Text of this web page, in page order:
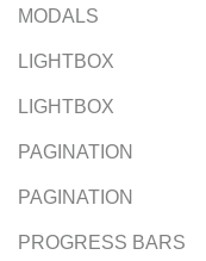
MODALS
LIGHTBOX
LIGHTBOX
PAGINATION
PAGINATION
PROGRESS BARS